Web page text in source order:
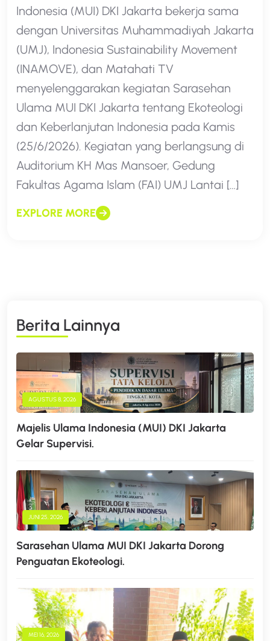
Indonesia (MUI) DKI Jakarta bekerja sama
dengan Universitas Muhammadiyah Jakarta
(UMJ), Indonesia Sustainability Movement
(INAMOVE), dan Matahati TV
menyelenggarakan kegiatan Sarasehan
Ulama MUI DKI Jakarta tentang Ekoteologi
dan Keberlanjutan Indonesia pada Kamis
(25/6/2026). Kegiatan yang berlangsung di
Auditorium KH Mas Mansoer, Gedung
Fakultas Agama Islam (FAI) UMJ Lantai […]
EXPLORE MORE
BERITA LAINNYA
AGUSTUS 8, 2026
Majelis Ulama Indonesia (MUI) DKI Jakarta
Gelar Supervisi.
JUNI 25, 2026
Sarasehan Ulama MUI DKI Jakarta Dorong
Penguatan Ekoteologi.
MEI 16, 2026